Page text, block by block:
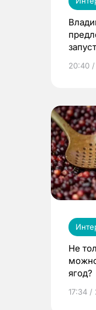
20:40
Не
ягод?
17:34 /